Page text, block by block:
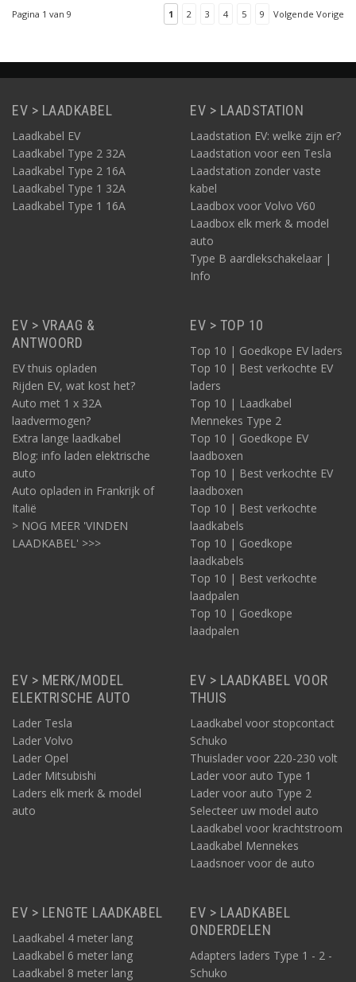
aan de zijde van de
Pagina 1 van 9 1 2 3 4 5 9 Volgende Vorige
EV > LAADKABEL
Laadkabel EV
Laadkabel Type 2 32A
Laadkabel Type 2 16A
Laadkabel Type 1 32A
Laadkabel Type 1 16A
EV > LAADSTATION
Laadstation EV: welke zijn er?
Laadstation voor een Tesla
Laadstation zonder vaste
kabel
Laadbox voor Volvo V60
Laadbox elk merk & model
auto
Type B aardlekschakelaar |
Info
EV > VRAAG &
ANTWOORD
EV thuis opladen
Rijden EV, wat kost het?
Auto met 1 x 32A
laadvermogen?
Extra lange laadkabel
Blog: info laden elektrische
auto
Auto opladen in Frankrijk of
Italië
> NOG MEER 'VINDEN
LAADKABEL' >>>
EV > TOP 10
Top 10 | Goedkope EV laders
Top 10 | Best verkochte EV
laders
Top 10 | Laadkabel
Mennekes Type 2
Top 10 | Goedkope EV
laadboxen
Top 10 | Best verkochte EV
laadboxen
Top 10 | Best verkochte
laadkabels
Top 10 | Goedkope
laadkabels
Top 10 | Best verkochte
laadpalen
Top 10 | Goedkope
laadpalen
EV > MERK/MODEL
ELEKTRISCHE AUTO
Lader Tesla
Lader Volvo
Lader Opel
Lader Mitsubishi
Laders elk merk & model
auto
EV > LAADKABEL VOOR
THUIS
Laadkabel voor stopcontact
Schuko
Thuislader voor 220-230 volt
Lader voor auto Type 1
Lader voor auto Type 2
Selecteer uw model auto
Laadkabel voor krachtstroom
Laadkabel Mennekes
Laadsnoer voor de auto
EV > LENGTE LAADKABEL
Laadkabel 4 meter lang
Laadkabel 6 meter lang
Laadkabel 8 meter lang
EV > LAADKABEL
ONDERDELEN
Adapters laders Type 1 - 2 -
Schuko